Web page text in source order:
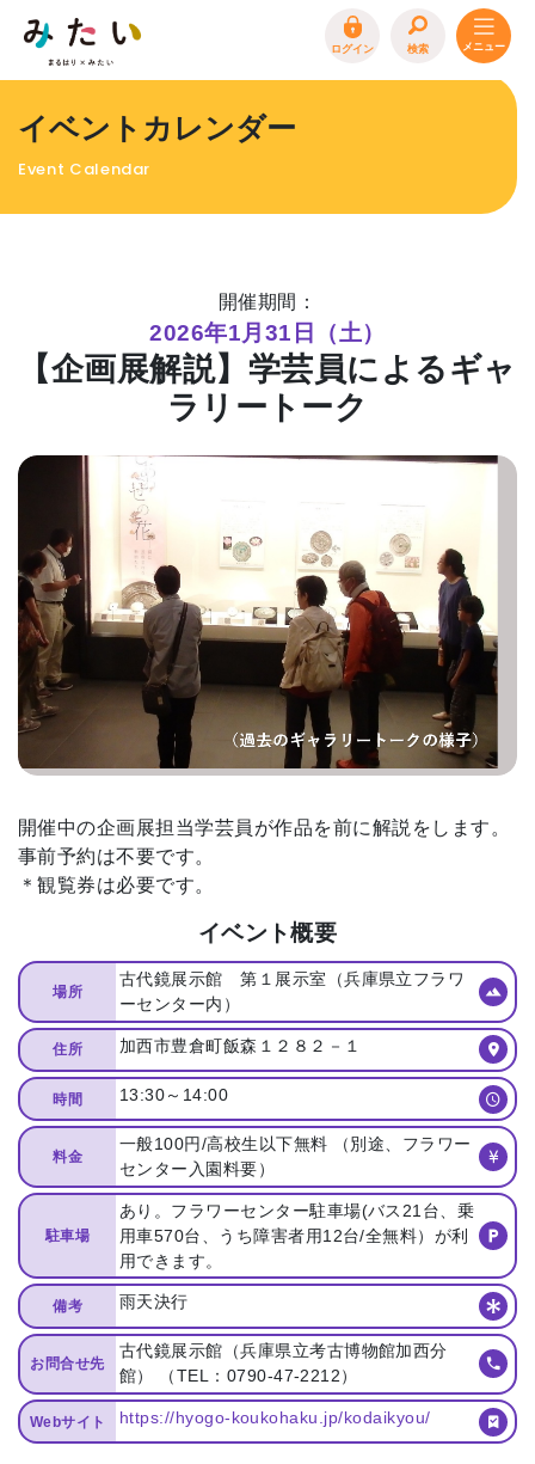
ログイン 検索
特集
まるはり×みたい お問合わせ イベント情報募集
サイトポリシー プライバシーポリシー
FAQ
イベントカレンダー
Event Calendar
開催期間：
2026年1月31日（土）
【企画展解説】学芸員によるギャ
ラリートーク
開催中の企画展担当学芸員が作品を前に解説をします。
事前予約は不要です。
＊観覧券は必要です。
イベント概要
場所
古代鏡展示館 第１展示室（兵庫県立フラワ
ーセンター内）
住所 加西市豊倉町飯森１２８２－１
時間 13:30～14:00
料金
一般100円/高校生以下無料 （別途、フラワー
センター入園料要）
駐車場
あり。フラワーセンター駐車場(バス21台、乗
用車570台、うち障害者用12台/全無料）が利
用できます。
備考 雨天決行
お問合せ先
古代鏡展示館（兵庫県立考古博物館加西分
館） （TEL：0790-47-2212）
Webサイト https://hyogo-koukohaku.jp/kodaikyou/